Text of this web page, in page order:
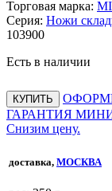
Торговая марка:
Серия: Ножи
103900
Есть в наличии
КУПИТЬ
ГАРАНТИЯ
Снизим цену.
доставка, МОСКВА